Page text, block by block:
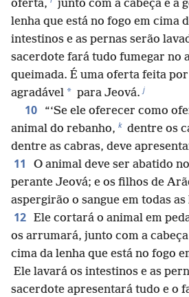
oferta,
junto com a cabeça e a
lenha que está no fogo em cima
intestinos e as pernas serão
sacerdote fará tudo fumegar no
queimada. É uma oferta feita
agradável * para Jeová. j
10
“‘Se ele oferecer como
animal do rebanho, k dentre os
dentre as cabras, deve
11
O animal deve ser abatido
perante Jeová; e os filhos de
aspergirão o sangue em todas
12 Ele cortará o animal em
os arrumará, junto com a
cima da lenha que está no fogo
Ele lavará os intestinos e as
sacerdote apresentará tudo e o